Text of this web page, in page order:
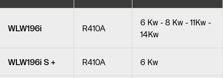
WLW196i R410A
6 Kw - 8 Kw - 11Kw -
14Kw
WLW196i S + R410A 6 Kw